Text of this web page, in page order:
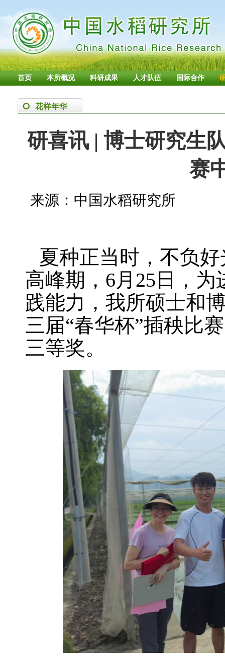
首页 本所概况 科研成果 人才队伍 国际合作
花样年华
研喜讯 | 博士研究生
赛
来源：中国水稻研究所
夏种正当时，不负
高峰期，6月25日，
践能力，我所硕士和
三届“春华杯”插秧比
三等奖。